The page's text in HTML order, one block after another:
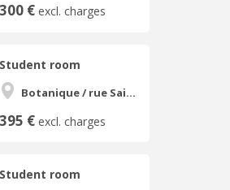
300 € excl. charges
Student room
Botanique / rue Saint-Gilles / Jonfosse
395 € excl. charges
Student room